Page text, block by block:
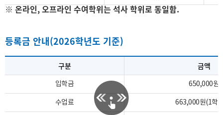
※ 온라인, 오프라인 수여학위는 석사 학위로 동일함.
등록금 안내(2026학년도 기준)
구분 금액
입학금 650,000원
수업료 663,000원(1학